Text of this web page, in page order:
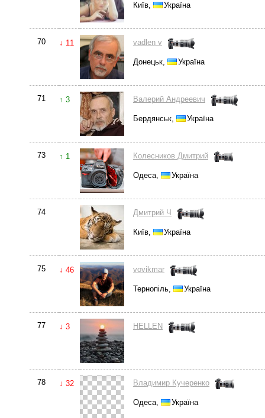
Київ, Україна
70 ↓ 11 vadlen v
Донецьк, Україна
71 ↑ 3 Валерий Андреевич
Бердянськ, Україна
73 ↑ 1 Колесников Дмитрий
Одеса, Україна
74 Дмитрий Ч
Київ, Україна
75 ↓ 46 vovikmar
Тернопіль, Україна
77 ↓ 3 HELLEN
78 ↓ 32 Владимир Кучеренко
Одеса, Україна